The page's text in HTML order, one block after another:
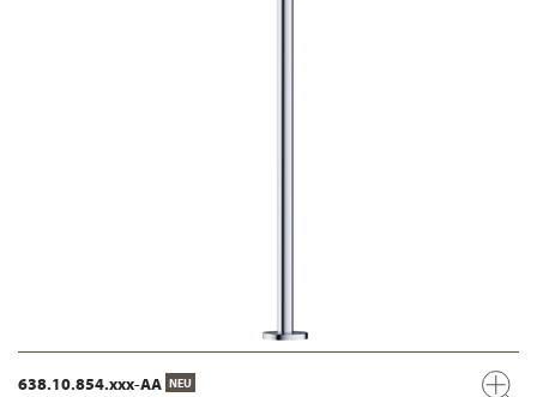
638.10.854.xxx-AA NEU